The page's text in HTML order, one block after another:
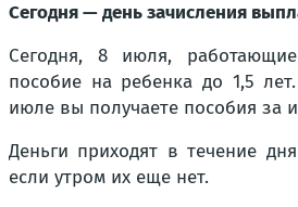
Сегодня — день зачисления
Сегодня, 8 июля,
пособие на ребенка до 1,5
июле вы получаете пособия за
Деньги приходят в течение
если утром их еще нет.